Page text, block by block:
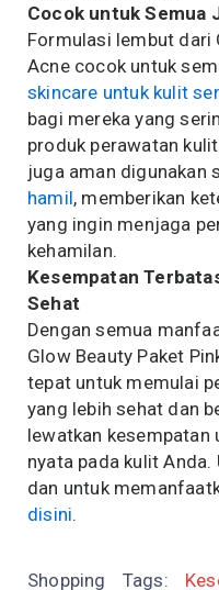
Cocok untuk Semua
Formulasi lembut dari
Acne cocok untuk
skincare untuk kulit
bagi mereka yang
produk perawatan
juga aman digunakan
hamil, memberikan
yang ingin menjaga
kehamilan.
Kesempatan
Sehat
Dengan semua
Glow Beauty Paket
tepat untuk memulai
yang lebih sehat dan
lewatkan kesempatan
nyata pada kulit
dan untuk
disini.
Shopping Tags: